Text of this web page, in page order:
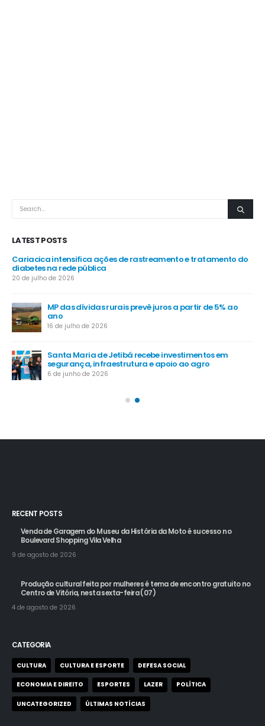
LATEST POSTS
Cariacica intensifica ações de rastreamento e tratamento do
diabetes na rede pública
20 de julho de 2026
MP das dívidas rurais prevê juros a partir de 5% ao
ano
16 de julho de 2026
Santa Maria de Jetibá recebe investimentos em
segurança, infraestrutura e apoio ao agro
6 de junho de 2026
RECENT POSTS
Venda de Garagem do Museu da História da Moto é sucesso no
Boulevard Shopping Vila Velha
9 de agosto de 2026
Produção cultural feita por mulheres é tema de encontro gratuito no
Centro de Vitória, nesta sexta-feira (07)
4 de agosto de 2026
CATEGORIA
CULTURA CULTURA E ESPORTE DEFESA SOCIAL
ECONOMIA E DIREITO ESPORTES LAZER POLÍTICA
UNCATEGORIZED ÚLTIMAS NOTÍCIAS